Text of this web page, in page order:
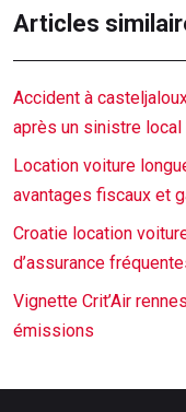
Articles
Accident à
après un sinistre local
Location voiture
avantages fiscaux et
Croatie location
d’assurance
Vignette Crit’Air
émissions